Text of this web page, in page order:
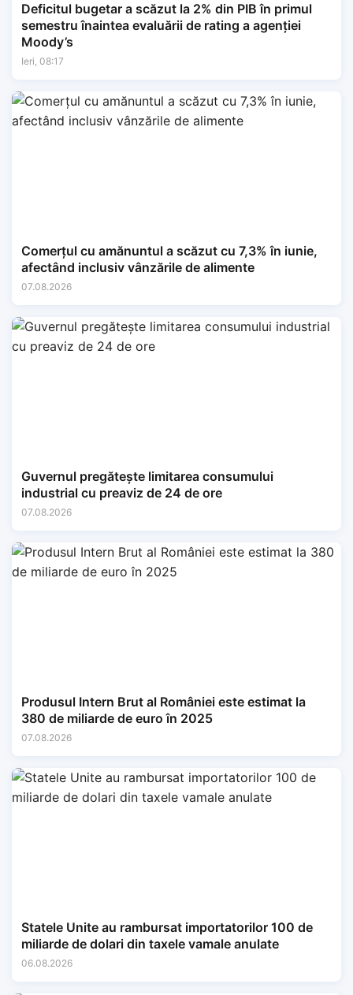
Deficitul bugetar a scăzut la 2% din PIB în primul
semestru înaintea evaluării de rating a agenției
Moody’s
Ieri, 08:17
Comerțul cu amănuntul a scăzut cu 7,3% în iunie,
afectând inclusiv vânzările de alimente
07.08.2026
Guvernul pregătește limitarea consumului
industrial cu preaviz de 24 de ore
07.08.2026
Produsul Intern Brut al României este estimat la
380 de miliarde de euro în 2025
07.08.2026
Statele Unite au rambursat importatorilor 100 de
miliarde de dolari din taxele vamale anulate
06.08.2026